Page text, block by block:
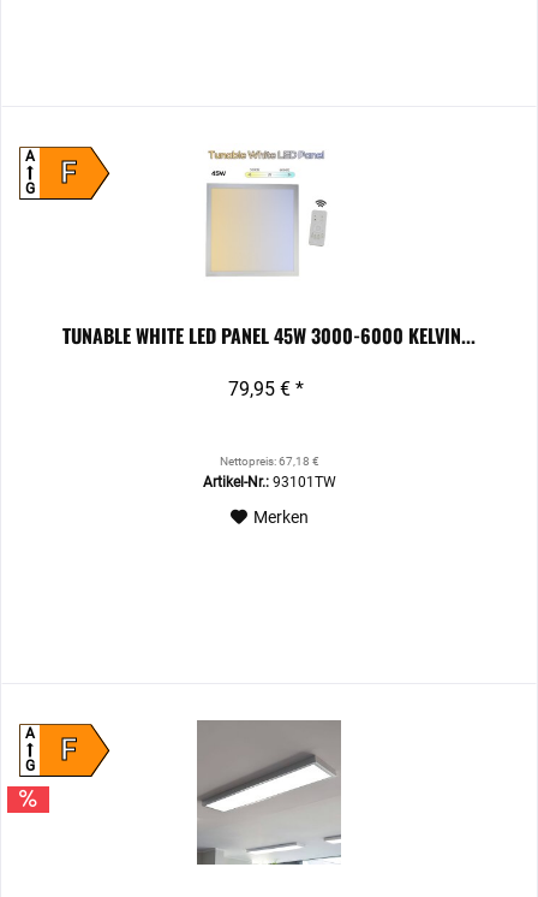
F
A
G
TUNABLE WHITE LED PANEL 45W 3000-6000 KELVIN...
79,95 € *
Nettopreis: 67,18 €
Artikel-Nr.:93101TW
Merken
F
A
G